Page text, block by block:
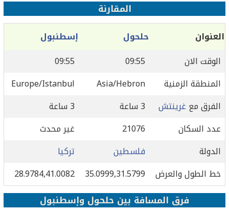
المقارنة
العنوان حلحول
إسطنبول
الوقت الان
09:55
09:55
المنطقة الزمنية
Asia/Hebron
Europe/Istanbul
الفرق مع غرينتش 3 ساعة
3 ساعة
عدد السكان
21076
غير محدث
الدولة
فلسطين
تركيا
خط الطول والعرض
35.0999,31.5799
28.9784,41.0082
فرق المسافة بين حلحول وإسطنبول